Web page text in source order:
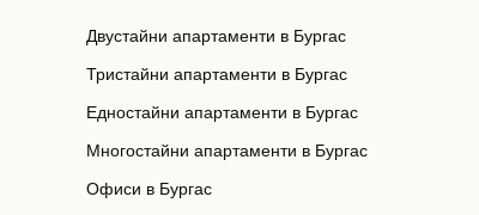
Двустайни апартаменти в Бургас
Тристайни апартаменти в Бургас
Едностайни апартаменти в Бургас
Многостайни апартаменти в Бургас
Офиси в Бургас